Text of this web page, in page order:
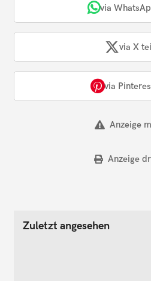
via
via X
via
Anzeige
Anzeige
Zuletzt angesehen